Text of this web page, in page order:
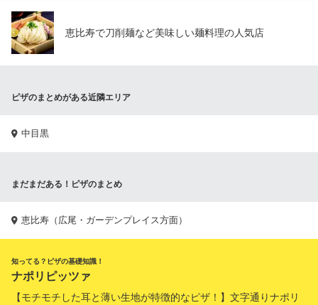
恵比寿で刀削麺など美味しい麺料理の人気店
ピザのまとめがある近隣エリア
中目黒
まだまだある！ピザのまとめ
恵比寿（広尾・ガーデンプレイス方面）
知ってる？ピザの基礎知識！
ナポリピッツァ
【モチモチした耳と薄い生地が特徴的なピザ！】文字通りナポリ